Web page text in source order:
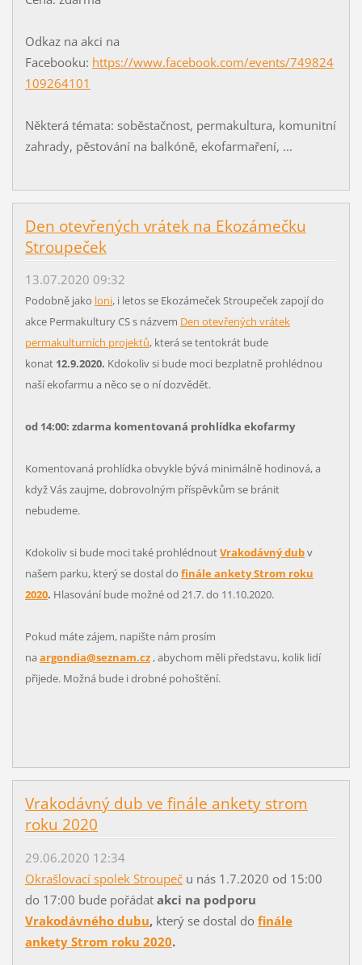
Odkaz na akci na
Facebooku: https://www.facebook.com/events/749824
109264101
Některá témata: soběstačnost, permakultura, komunitní
zahrady, pěstování na balkóně, ekofarmaření, ...
Den otevřených vrátek na Ekozámečku
Stroupeček
13.07.2020 09:32
Podobně jako loni, i letos se Ekozámeček Stroupeček zapojí do
akce Permakultury CS s názvem Den otevřených vrátek
permakulturních projektů, která se tentokrát bude
konat 12.9.2020. Kdokoliv si bude moci bezplatně prohlédnou
naší ekofarmu a něco se o ní dozvědět.
od 14:00: zdarma komentovaná prohlídka ekofarmy
Komentovaná prohlídka obvykle bývá minimálně hodinová, a
když Vás zaujme, dobrovolným příspěvkům se bránit
nebudeme.
Kdokoliv si bude moci také prohlédnoutVrakodávný dubv
našem parku, který se dostal do finále ankety Strom roku
2020. Hlasování bude možné od 21.7. do 11.10.2020.
Pokud máte zájem, napište nám prosím
na argondia@seznam.cz, abychom měli představu, kolik lidí
přijede. Možná bude i drobné pohoštění.
Vrakodávný dub ve finále ankety strom
roku 2020
29.06.2020 12:34
Okrašlovací spolek Stroupeču nás 1.7.2020 od 15:00
do 17:00 bude pořádat akci na podporu
Vrakodávného dubu, který se dostal do finále
ankety Strom roku 2020.